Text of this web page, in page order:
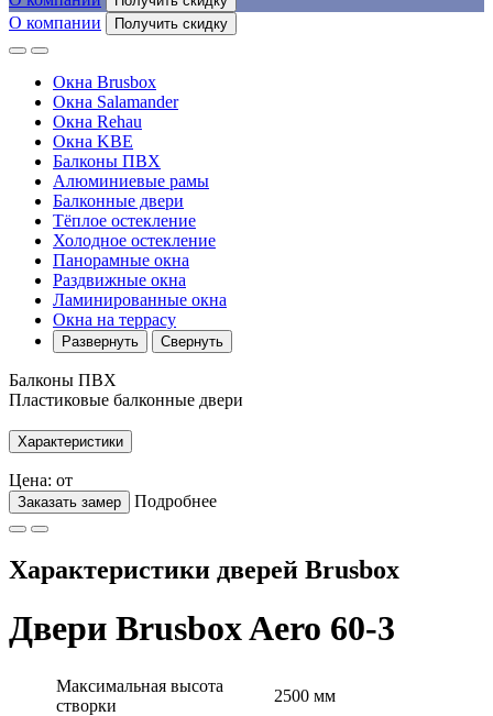
О компании Получить скидку
Окна Brusbox
Окна Salamander
Окна Rehau
Окна KBE
Балконы ПВХ
Алюминиевые рамы
Балконные двери
Тёплое остекление
Холодное остекление
Панорамные окна
Раздвижные окна
Ламинированные окна
Окна на террасу
Развернуть Свернуть
Балконы ПВХ
Пластиковые балконные двери
Характеристики
Цена: от
Заказать замер Подробнее
Характеристики дверей Brusbox
Двери Brusbox Aero 60-3
Максимальная высота
створки
2500 мм